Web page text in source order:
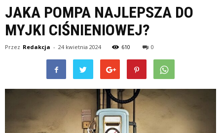
JAKA POMPA NAJLEPSZA DO
MYJKI CIŚNIENIOWEJ?
Przez Redakcja - 24 kwietnia 2024 610 0